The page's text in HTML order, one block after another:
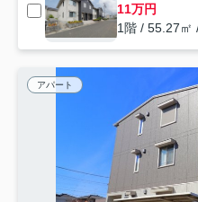
11万円
1階 / 55.27㎡
アパート